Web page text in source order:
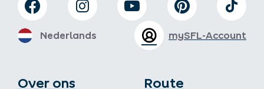
Over ons Route
mySFL-Account
Nederlands